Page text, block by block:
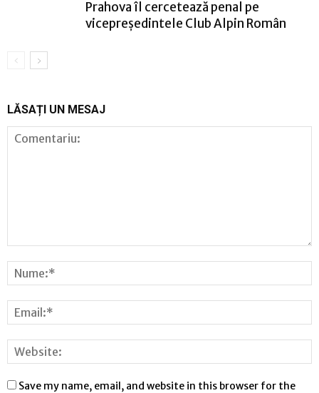
Prahova îl cercetează penal pe
vicepreședintele Club Alpin Român
LĂSAȚI UN MESAJ
Save my name, email, and website in this browser for the